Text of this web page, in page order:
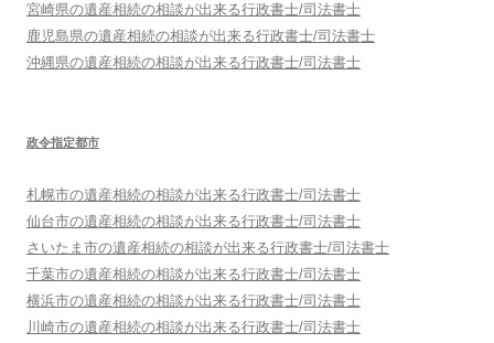
宮崎県の遺産相続の相談が出来る行政書士/司法書士
鹿児島県の遺産相続の相談が出来る行政書士/司法書士
沖縄県の遺産相続の相談が出来る行政書士/司法書士
政令指定都市
札幌市の遺産相続の相談が出来る行政書士/司法書士
仙台市の遺産相続の相談が出来る行政書士/司法書士
さいたま市の遺産相続の相談が出来る行政書士/司法書士
千葉市の遺産相続の相談が出来る行政書士/司法書士
横浜市の遺産相続の相談が出来る行政書士/司法書士
川崎市の遺産相続の相談が出来る行政書士/司法書士